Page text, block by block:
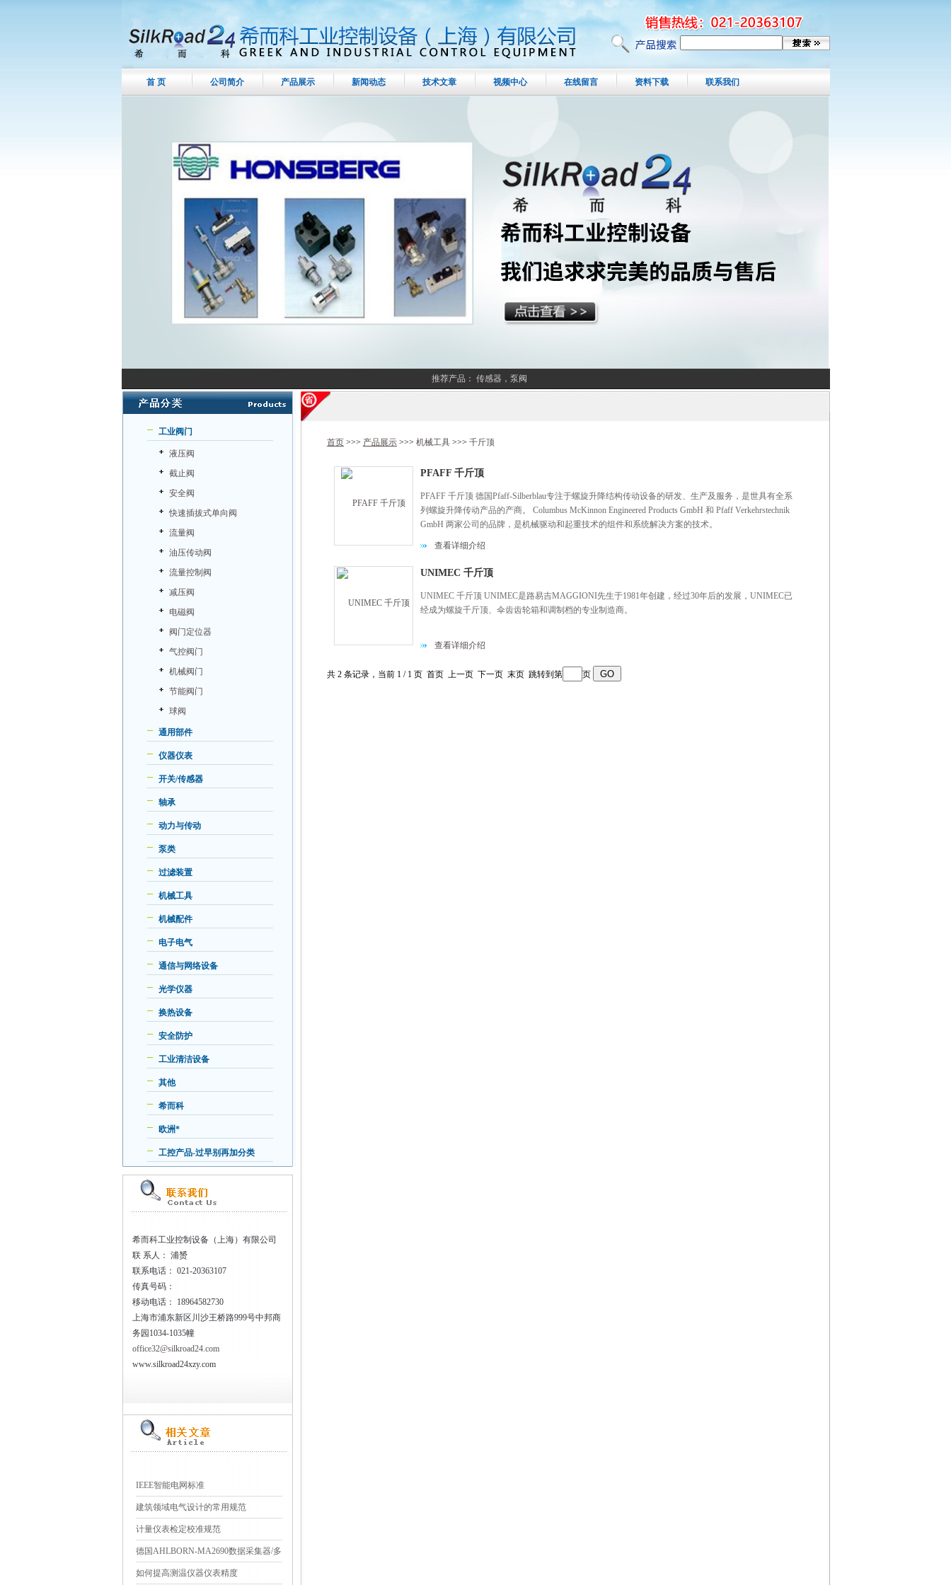
首 页 公司简介 产品展示 新闻动态 技术文章 视频中心 在线留言 资料下载 联系我们
推荐产品： 传感器，泵阀
工业阀门
液压阀
截止阀
安全阀
快速插拔式单向阀
流量阀
油压传动阀
流量控制阀
减压阀
电磁阀
阀门定位器
气控阀门
机械阀门
节能阀门
球阀
通用部件
仪器仪表
开关/传感器
轴承
动力与传动
泵类
过滤装置
机械工具
机械配件
电子电气
通信与网络设备
光学仪器
换热设备
安全防护
工业清洁设备
其他
希而科
欧洲*
工控产品-过早别再加分类
希而科工业控制设备（上海）有限公司
联 系人： 浦赟
联系电话： 021-20363107
传真号码：
移动电话：
18964582730
上海市浦东新区川沙王桥路999号中邦商
务园1034-1035幢
office32@silkroad24.com
www.silkroad24xzy.com
IEEE智能电网标准
建筑领域电气设计的常用规范
计量仪表检定校准规范
德国AHLBORN-MA2690数据采集器/多
点测量
如何提高测温仪器仪表精度
首页>>> 产品展示>>> 机械工具>>> 千斤顶
PFAFF 千斤顶
PFAFF 千斤顶 德国Pfaff-Silberblau专注于螺旋升降结构传动设备的研发、生产及服务，是世具有全系
列螺旋升降传动产品的产商。 Columbus McKinnon Engineered Products GmbH 和 Pfaff Verkehrstechnik
GmbH 两家公司的品牌，是机械驱动和起重技术的组件和系统解决方案的技术。
查看详细介绍
UNIMEC 千斤顶
UNIMEC 千斤顶 UNIMEC是路易吉MAGGIONI先生于1981年创建，经过30年后的发展，UNIMEC已
经成为螺旋千斤顶、伞齿齿轮箱和调制档的专业制造商。
查看详细介绍
共 2 条记录，当前 1 / 1 页 首页 上一页 下一页 末页 跳转到第 页